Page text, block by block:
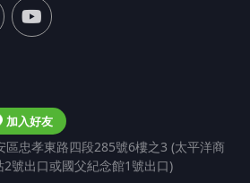
加入好友
區忠孝東路四段285號6樓之3 (太平洋商
號出口或國父紀念館1號出口)